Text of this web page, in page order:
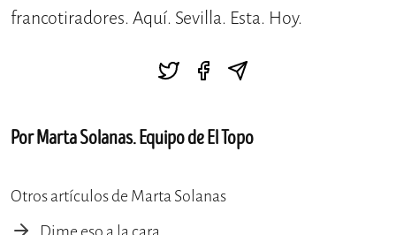
francotiradores. Aquí. Sevilla. Esta. Hoy.
Por Marta Solanas. Equipo de El Topo
Otros artículos de Marta Solanas